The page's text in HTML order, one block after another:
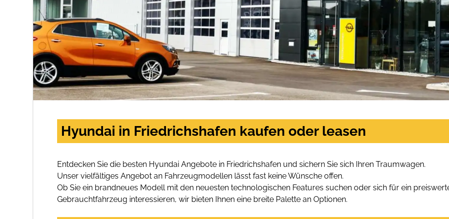
Hyundai in Friedrichshafen kaufen oder leasen
Entdecken Sie die besten Hyundai Angebote in Friedrichshafen und sichern Sie sich Ihren Traumwagen.
Unser vielfältiges Angebot an Fahrzeugmodellen lässt fast keine Wünsche offen.
Ob Sie ein brandneues Modell mit den neuesten technologischen Features suchen oder sich für ein
Gebrauchtfahrzeug interessieren, wir bieten Ihnen eine breite Palette an Optionen.